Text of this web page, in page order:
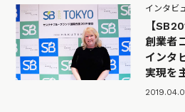
インタビ
【
創業者
インタ
実現を